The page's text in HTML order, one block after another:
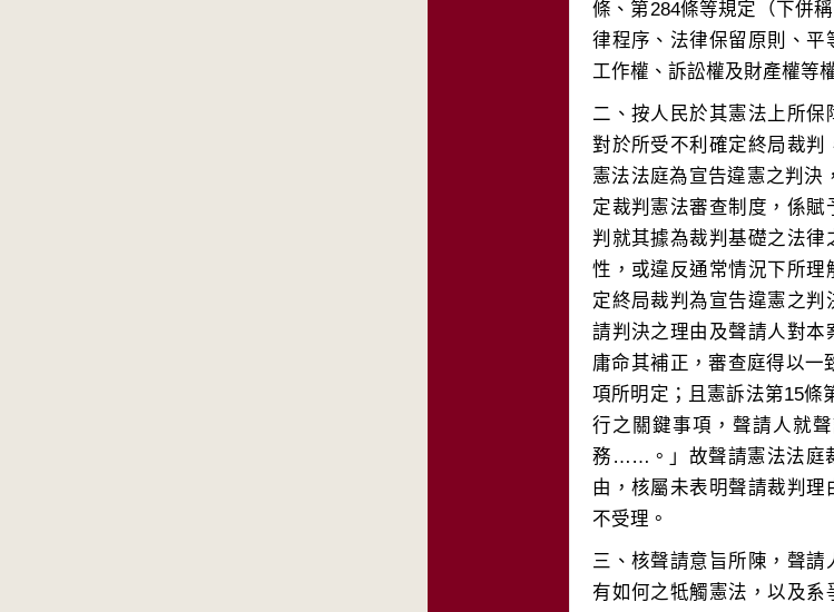
條、第284條等規定（下併
律程序、法律保留原則、平
二、按人民於其憲法上所保
對於所受不利確定終局裁
憲法法庭為宣告違憲之判決
定裁判憲法審查制度，係
判就其據為裁判基礎之法
性，或違反通常情況下所
定終局裁判為宣告違憲之
請判決之理由及聲請人對
庸命其補正，審查庭得以一
項所明定；且憲訴法第15條
行之關鍵事項，聲請人就
務……。」故聲請憲法法庭
由，核屬未表明聲請裁判
三、核聲請意旨所陳，聲
有如何之牴觸憲法，以及